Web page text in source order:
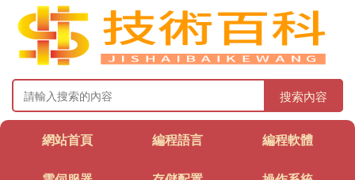
搜索內容
網站首頁 編程語言 編程軟體